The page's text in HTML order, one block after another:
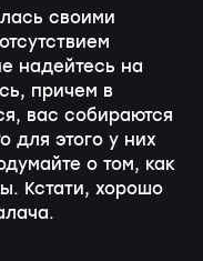
своими
надейтесь на
причем в
вас собираются
для этого у них
о том, как
Кстати, хорошо